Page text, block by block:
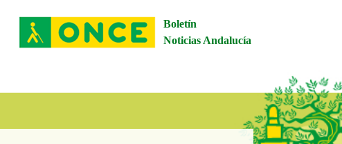
Boletín
Noticias Andalucía